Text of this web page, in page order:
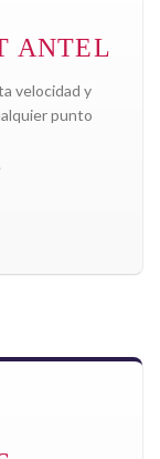
ANTEL
velocidad y
punto